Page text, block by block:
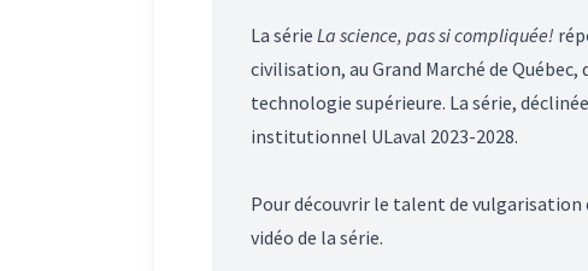
La série La science, pas si compliquée!
civilisation, au Grand Marché de
technologie supérieure. La série,
institutionnel ULaval 2023-2028.
Pour découvrir le talent de
vidéo de la série.